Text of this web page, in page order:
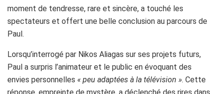
moment de tendresse, rare et sincère, a touché les
spectateurs et offert une belle conclusion au parcours de
Paul.
Lorsqu’interrogé par Nikos Aliagas sur ses projets futurs,
Paul a surpris l’animateur et le public en évoquant des
envies personnelles « peu adaptées à la télévision ». Cette